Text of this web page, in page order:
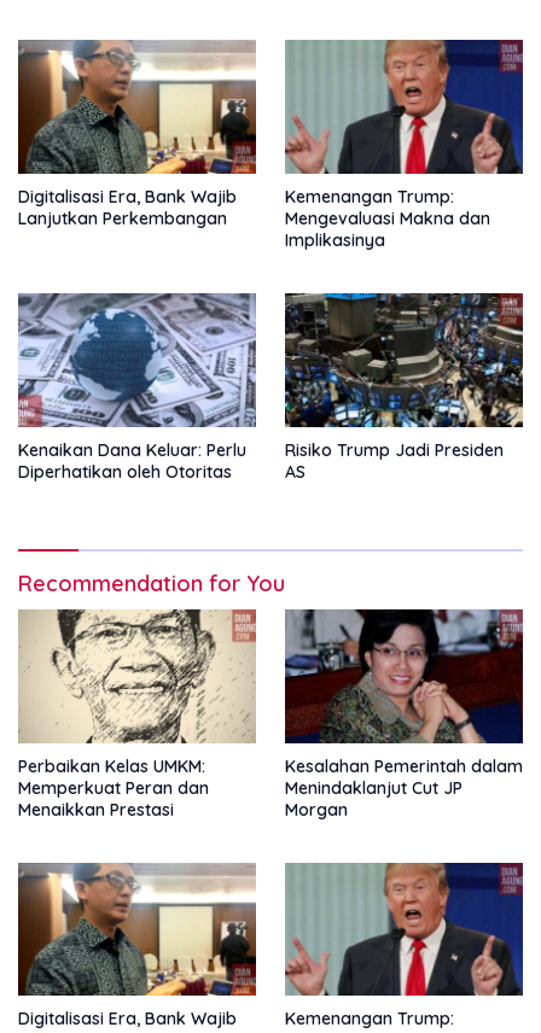
Digitalisasi Era, Bank Wajib
Lanjutkan Perkembangan
Kemenangan Trump:
Mengevaluasi Makna dan
Implikasinya
Kenaikan Dana Keluar: Perlu
Diperhatikan oleh Otoritas
Risiko Trump Jadi Presiden
AS
Recommendation for You
Perbaikan Kelas UMKM:
Memperkuat Peran dan
Menaikkan Prestasi
Kesalahan Pemerintah dalam
Menindaklanjut Cut JP
Morgan
Digitalisasi Era, Bank Wajib
Kemenangan Trump: